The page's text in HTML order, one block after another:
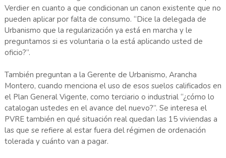
Verdier en cuanto a que condicionan un canon existente que no
pueden aplicar por falta de consumo. “Dice la delegada de
Urbanismo que la regularización ya está en marcha y le
preguntamos si es voluntaria o la está aplicando usted de
oficio?”.
También preguntan a la Gerente de Urbanismo, Arancha
Montero, cuando menciona el uso de esos suelos calificados en
el Plan General Vigente, como terciario o industrial “¿cómo lo
catalogan ustedes en el avance del nuevo?”. Se interesa el
PVRE también en qué situación real quedan las 15 viviendas a
las que se refiere al estar fuera del régimen de ordenación
tolerada y cuánto van a pagar.